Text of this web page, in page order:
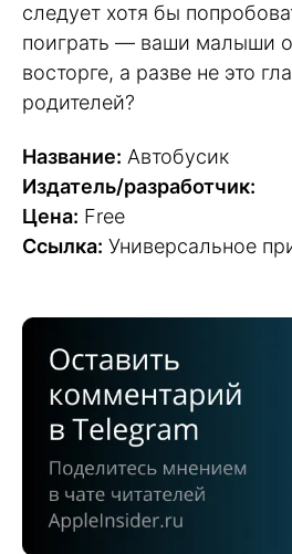
следует хотя бы
поиграть — ваши малыши
восторге, а разве не это
родителей?
Название: Автобусик
Издатель/разработчик:
Цена: Free
Ссылка: Универсальное